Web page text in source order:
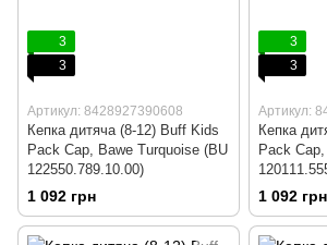
3
3
Артикул: 8428927390608
Кепка дитяча (8-12) Buff Kids
Pack Cap, Bawe Turquoise (BU
122550.789.10.00)
1 092 грн
3
3
Артикул:
Кепка
Pack
1 092 грн